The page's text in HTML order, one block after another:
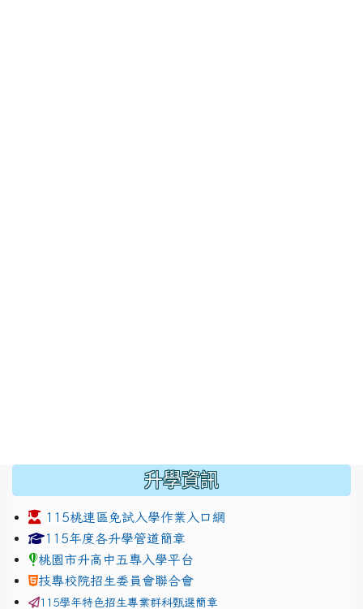
升學資訊
115桃連區免試入學作業入口網
link to https://www.jhjhs.tyc.edu.tw/modules/
115年度各升學管道簡章
桃園市升高中五專入學平台
技專校院招生委員會聯合會
115學年特色招生專業群科甄選簡章